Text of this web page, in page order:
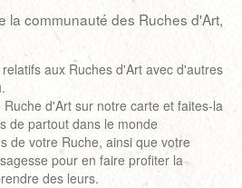
la communauté des Ruches d'Art,
aux Ruches d'Art avec d'autres
d'Art sur notre carte et faites-la
de partout dans le monde
de votre Ruche, ainsi que votre
pour en faire profiter la
des leurs.